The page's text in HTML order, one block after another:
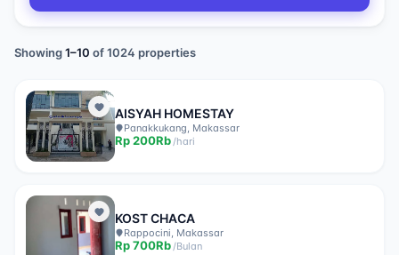
Showing1–10 of1024 properties
AISYAH HOMESTAY
Panakkukang, Makassar
Rp200Rb/hari
KOST CHACA
Rappocini, Makassar
Rp700Rb/Bulan